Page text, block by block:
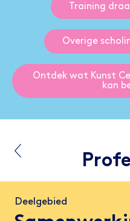
Training
Overige
Ontdek wat Kunst
kan
Deelgebied